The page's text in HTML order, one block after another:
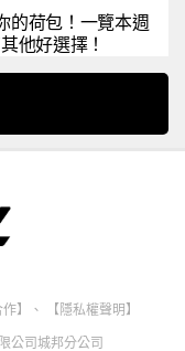
的荷包！一覽本週
他好選擇！
】 、
【隱私權聲明】
公司城邦分公司